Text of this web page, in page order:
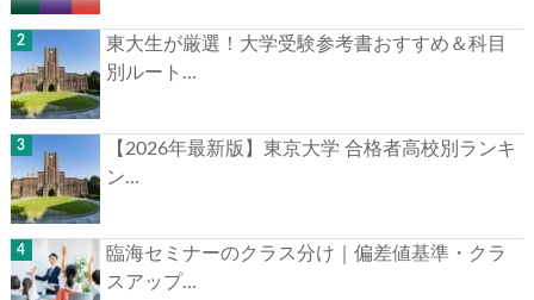
東大生が厳選！大学受験参考書おすすめ＆科目
別ルート...
【2026年最新版】東京大学 合格者高校別ランキ
ン...
臨海セミナーのクラス分け｜偏差値基準・クラ
スアップ...